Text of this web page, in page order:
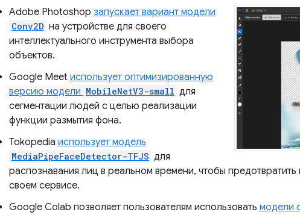
Adobe Photoshop запускает вариант модели
Conv2D на устройстве для своего
интеллектуального инструмента выбора
объектов.
Google Meet использует оптимизированную
версию модели MobileNetV3-small для
сегментации людей с целью реализации
функции размытия фона.
Tokopedia использует модель
MediaPipeFaceDetector-TFJS для
распознавания лиц в реальном времени, чтобы
своем сервисе.
Google Colab позволяет пользователям использовать модели